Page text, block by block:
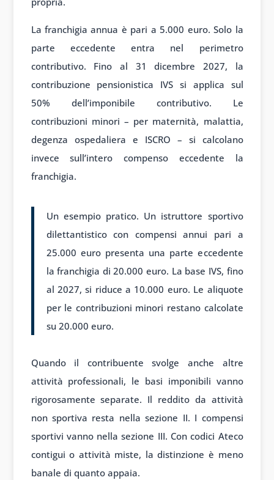
La franchigia annua è pari a 5.000 euro. Solo la
parte eccedente entra nel perimetro
contributivo. Fino al 31 dicembre 2027, la
contribuzione pensionistica IVS si applica sul
50% dell’imponibile contributivo. Le
contribuzioni minori – per maternità, malattia,
degenza ospedaliera e ISCRO – si calcolano
invece sull’intero compenso eccedente la
franchigia.
Un esempio pratico. Un istruttore sportivo
dilettantistico con compensi annui pari a
25.000 euro presenta una parte eccedente
la franchigia di 20.000 euro. La base IVS, fino
al 2027, si riduce a 10.000 euro. Le aliquote
per le contribuzioni minori restano calcolate
su 20.000 euro.
Quando il contribuente svolge anche altre
attività professionali, le basi imponibili vanno
rigorosamente separate. Il reddito da attività
non sportiva resta nella sezione II. I compensi
sportivi vanno nella sezione III. Con codici Ateco
contigui o attività miste, la distinzione è meno
banale di quanto appaia.